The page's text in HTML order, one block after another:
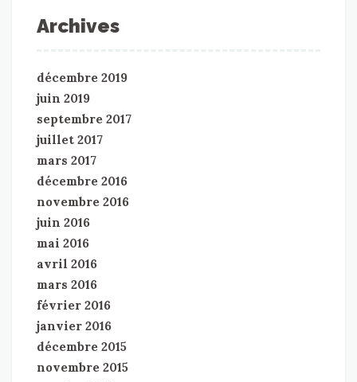
Archives
décembre 2019
juin 2019
septembre 2017
juillet 2017
mars 2017
décembre 2016
novembre 2016
juin 2016
mai 2016
avril 2016
mars 2016
février 2016
janvier 2016
décembre 2015
novembre 2015